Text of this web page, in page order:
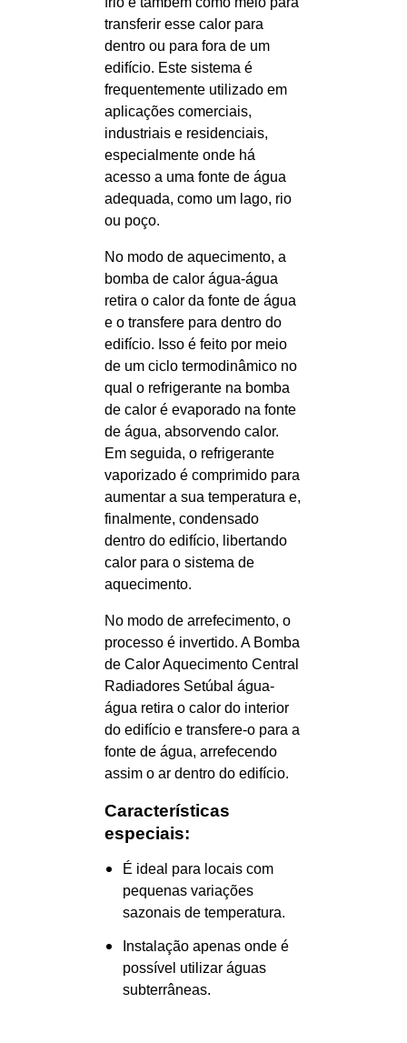
transferir esse calor para
dentro ou para fora de um
edifício. Este sistema é
frequentemente utilizado em
aplicações comerciais,
industriais e residenciais,
especialmente onde há
acesso a uma fonte de água
adequada, como um lago, rio
ou poço.
No modo de aquecimento, a
bomba de calor água-água
retira o calor da fonte de água
e o transfere para dentro do
edifício. Isso é feito por meio
de um ciclo termodinâmico no
qual o refrigerante na bomba
de calor é evaporado na fonte
de água, absorvendo calor.
Em seguida, o refrigerante
vaporizado é comprimido para
aumentar a sua temperatura e,
finalmente, condensado
dentro do edifício, libertando
calor para o sistema de
aquecimento.
No modo de arrefecimento, o
processo é invertido. A Bomba
de Calor Aquecimento Central
Radiadores Setúbal água-
água retira o calor do interior
do edifício e transfere-o para a
fonte de água, arrefecendo
assim o ar dentro do edifício.
Características
especiais:
É ideal para locais com
pequenas variações
sazonais de temperatura.
Instalação apenas onde é
possível utilizar águas
subterrâneas.